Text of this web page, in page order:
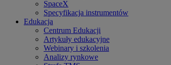
SpaceX
Specyfikacja instrumentów
Edukacja
Centrum Edukacji
Artykuły edukacyjne
Webinary i szkolenia
Analizy rynkowe